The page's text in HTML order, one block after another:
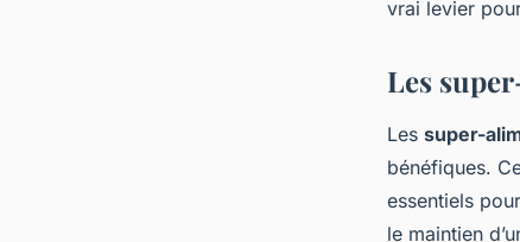
vrai levier
Les
Les super-
bénéfiques.
essentiels
le maintien